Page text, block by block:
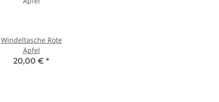
Windeltasche Rote
Äpfel
20,00 € *